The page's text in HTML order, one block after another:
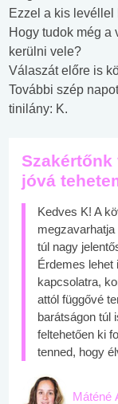
Ezzel a kis levéllel
Hogy tudok még a
kerülni vele?
Válaszát előre is
További szép
tinilány: K.
Szakértőnk
jóvá
Kedves K! A
túl nagy
Érdemes lehet
kapcsolatra,
attól függővé
barátságon túl
feltehetően ki
tenned, hogy
Máténé